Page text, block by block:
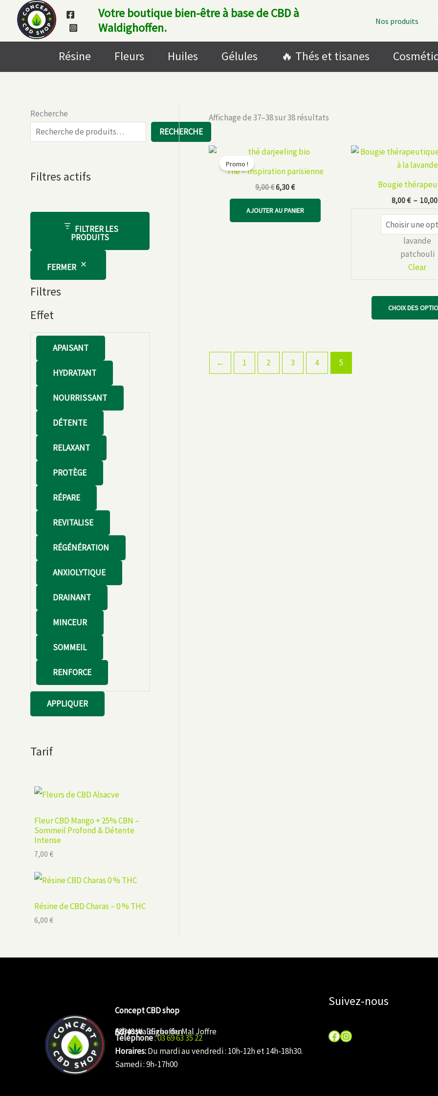
contenu
Votre boutique bien-être à base de CBD à
Waldighoffen.
Nos produits
Résine Fleurs Huiles Gélules 🔥​ Thés et tisanes
Recherche
RECHERCHE
Filtres actifs
FILTRER LES
PRODUITS
FERMER
Filtres
Effet
f
t
APAISANT
HYDRATANT
NOURRISSANT
DÉTENTE
RELAXANT
PROTÈGE
RÉPARE
REVITALISE
RÉGÉNÉRATION
ANXIOLYTIQUE
DRAINANT
MINCEUR
SOMMEIL
RENFORCE
APPLIQUER
Tarif
Fleur CBD Mango + 25% CBN –
Sommeil Profond & Détente
Intense
7,00 €
Résine de CBD Charas – 0 % THC
6,00 €
Affichage de 37–38 sur 38 résultats
Promo !
Thé – Inspiration parisienne
9,00€Le
était :
9,00 €.
6,30€Le
est :
6,30 €.
AJOUTER AU PANIER
Bougie
8,00€ –
lavande
patchouli
Clear
CHOIX DES
← 1 2 3 4 5
Concept CBD shop
Adresse: 36 rue du Mal Joffre
68640 Waldighoffen
Téléphone:03 69 63 35 22
Horaires:Du mardi au vendredi : 10h-12h et 14h-18h30.
Samedi : 9h-17h00
Suivez-nous
Facebook
Instagram